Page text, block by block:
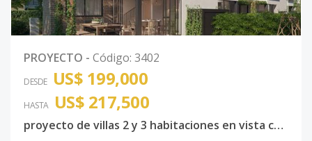
PROYECTO - Código: 3402
DESDE US$ 199,000
HASTA US$ 217,500
proyecto de villas 2 y 3 habitaciones en vista cana